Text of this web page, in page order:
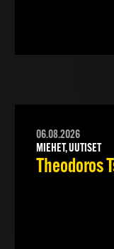
06.08.2026
MIEHET, UUTISET
Theodoros